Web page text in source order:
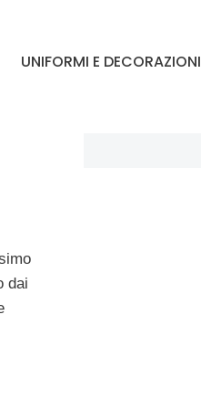
UNIFORMI E DECORAZIONI
dai